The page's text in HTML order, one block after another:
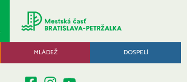
MLÁDEŽ DOSPELÍ